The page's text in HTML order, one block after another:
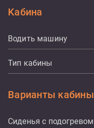
Kабина
Водить машину
Тип кабины
Варианты кабины
Сиденья с подогревом